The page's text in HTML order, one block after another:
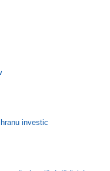
investic